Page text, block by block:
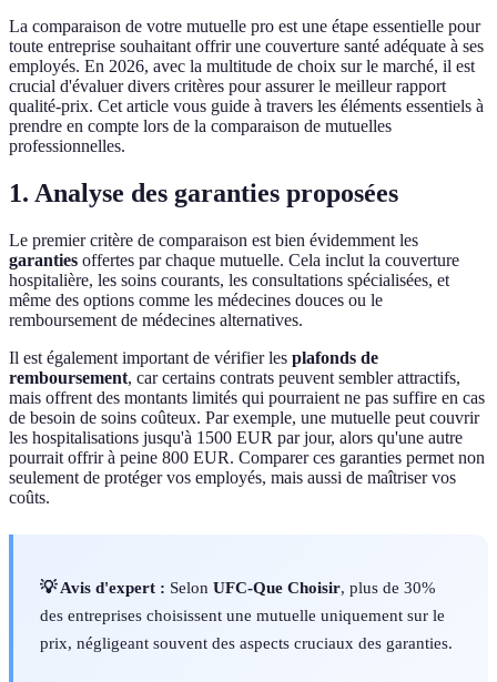
La comparaison de votre mutuelle pro est une étape essentielle pour
toute entreprise souhaitant offrir une couverture santé adéquate à ses
employés. En 2026, avec la multitude de choix sur le marché, il est
crucial d'évaluer divers critères pour assurer le meilleur rapport
qualité-prix. Cet article vous guide à travers les éléments essentiels à
prendre en compte lors de la comparaison de mutuelles
professionnelles.
1. Analyse des garanties proposées
Le premier critère de comparaison est bien évidemment les
garanties offertes par chaque mutuelle. Cela inclut la couverture
hospitalière, les soins courants, les consultations spécialisées, et
même des options comme les médecines douces ou le
remboursement de médecines alternatives.
Il est également important de vérifier les plafonds de
remboursement, car certains contrats peuvent sembler attractifs,
mais offrent des montants limités qui pourraient ne pas suffire en cas
de besoin de soins coûteux. Par exemple, une mutuelle peut couvrir
les hospitalisations jusqu'à 1500 EUR par jour, alors qu'une autre
pourrait offrir à peine 800 EUR. Comparer ces garanties permet non
seulement de protéger vos employés, mais aussi de maîtriser vos
coûts.
💡 Avis d'expert : Selon UFC-Que Choisir, plus de 30%
des entreprises choisissent une mutuelle uniquement sur le
prix, négligeant souvent des aspects cruciaux des garanties.